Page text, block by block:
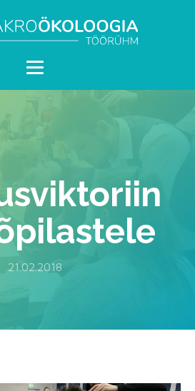
21.02.2018